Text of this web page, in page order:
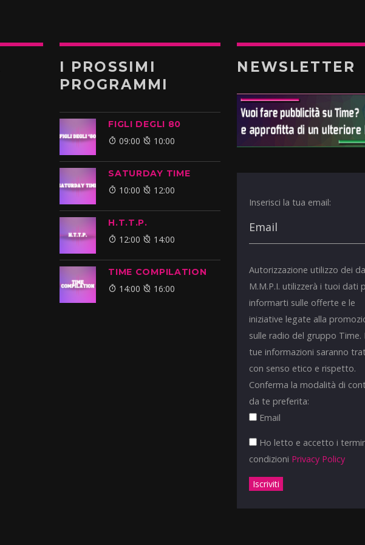
I PROSSIMI
PROGRAMMI
FIGLI DEGLI 80
09:00 10:00
SATURDAY TIME
10:00 12:00
H.T.T.P.
12:00 14:00
TIME COMPILATION
14:00 16:00
NEWSLETTER
Inserisci la tua email:
Autorizzazione utilizzo dei
M.M.P.I. utilizzerà i tuoi dati
informarti sulle offerte e le
iniziative legate alla
sulle radio del gruppo Time.
tue informazioni saranno
con senso etico e rispetto.
Conferma la modalità di
da te preferita:
Email
Ho letto e accetto i
condizioni Privacy Policy